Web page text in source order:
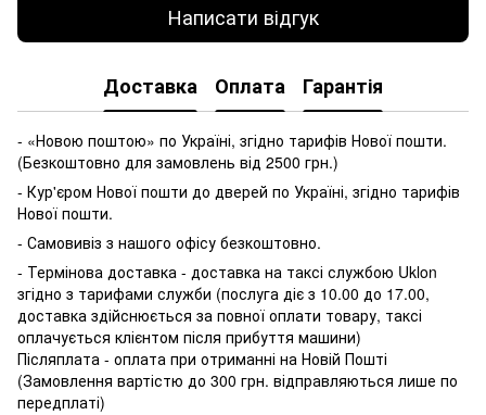
Написати відгук
Доставка Оплата Гарантія
- «Новою поштою» по Україні, згідно тарифів Нової пошти.
(Безкоштовно для замовлень від 2500 грн.)
- Кур'єром Нової пошти до дверей по Україні, згідно тарифів
Нової пошти.
- Самовивіз з нашого офісу безкоштовно.
- Термінова доставка - доставка на таксі службою Uklon
згідно з тарифами служби (послуга діє з 10.00 до 17.00,
доставка здійснюється за повної оплати товару, таксі
оплачується клієнтом після прибуття машини)
Післяплата - оплата при отриманні на Новій Пошті
(Замовлення вартістю до 300 грн. відправляються лише по
передплаті)